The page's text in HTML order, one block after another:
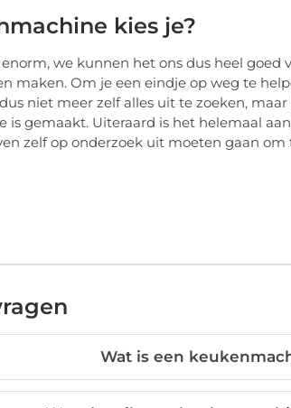
kies je?
we kunnen het ons dus heel
maken. Om je een eindje op weg te
niet meer zelf alles uit te zoeken,
is gemaakt. Uiteraard is het helemaal
zelf op onderzoek uit moeten gaan
Wat is een